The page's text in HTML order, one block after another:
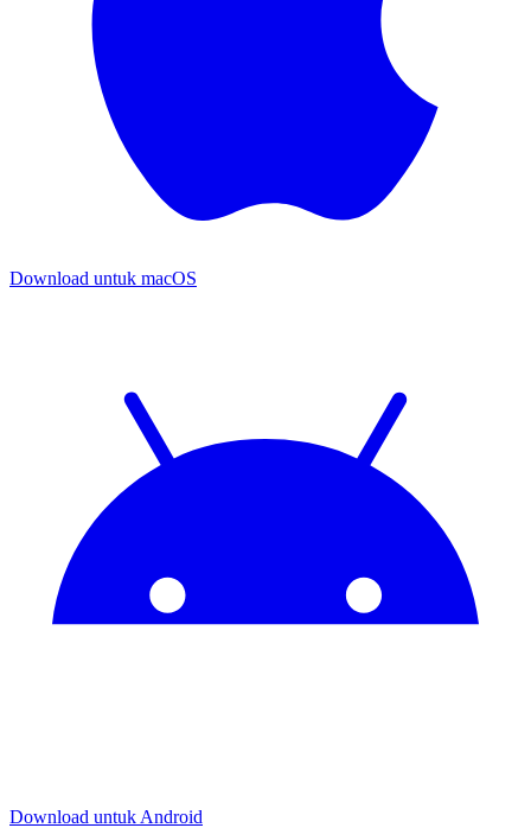
Download untuk macOS
Download untuk Android